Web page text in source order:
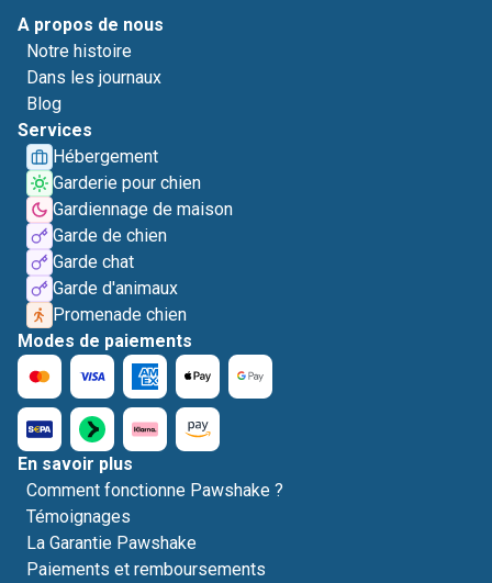
A propos de nous
Notre histoire
Dans les journaux
Blog
Services
Hébergement
Garderie pour chien
Gardiennage de maison
Garde de chien
Garde chat
Garde d'animaux
Promenade chien
Modes de paiements
En savoir plus
Comment fonctionne Pawshake ?
Témoignages
La Garantie Pawshake
Paiements et remboursements